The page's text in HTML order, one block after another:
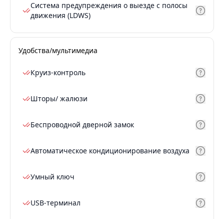
Система предупреждения о выезде с полосы
движения (LDWS)
Удобства/мультимедиа
Круиз-контроль
Шторы/ жалюзи
Беспроводной дверной замок
Автоматическое кондиционирование воздуха
Умный ключ
USB-терминал